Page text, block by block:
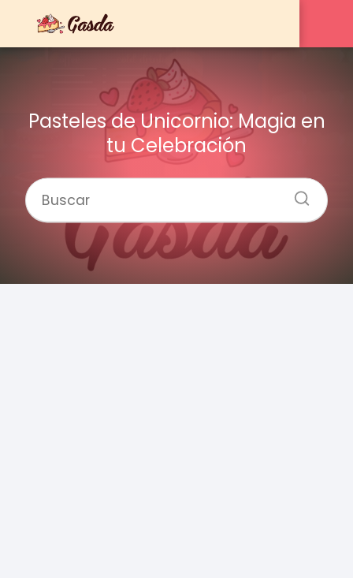
Pasteles de Unicornio: Magia en
tu Celebración